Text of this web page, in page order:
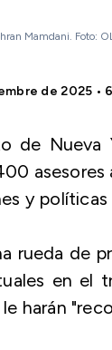
Mamdani. Foto:
de 2025 •
de Nueva
y
rueda de
en el
harán